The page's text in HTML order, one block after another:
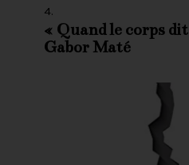
« Quand le corps
Gabor Maté